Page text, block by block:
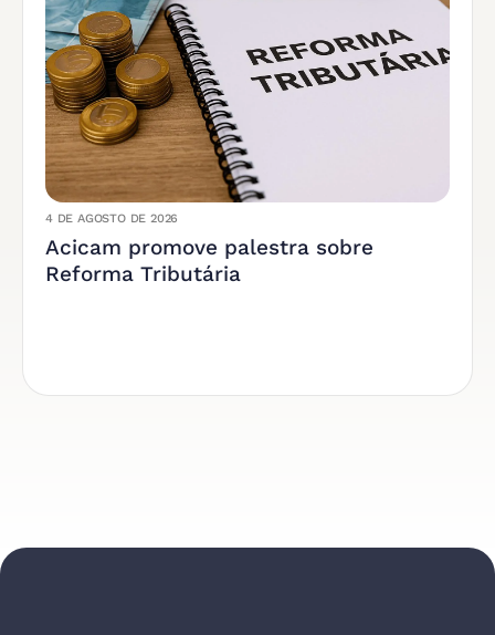
4 DE AGOSTO DE 2026
Acicam promove palestra sobre
Reforma Tributária